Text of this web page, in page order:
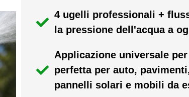
4 ugelli professionali +
la pressione dell'acqua a
Applicazione universale
perfetta per auto,
pannelli solari e mobili da